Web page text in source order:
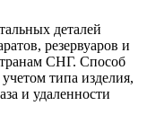
деталей
резервуаров и
СНГ. Способ
типа изделия,
и удаленности